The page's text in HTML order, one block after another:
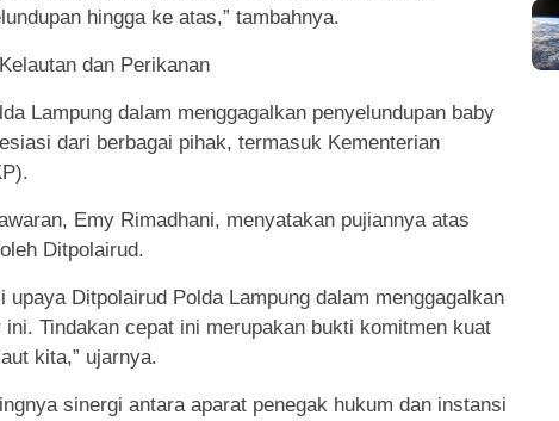
hingga ke atas,” tambahnya.
dan Perikanan
Lampung dalam menggagalkan penyelundupan baby
dari berbagai pihak, termasuk Kementerian
Emy Rimadhani, menyatakan pujiannya atas
Ditpolairud.
upaya Ditpolairud Polda Lampung dalam menggagalkan
Tindakan cepat ini merupakan bukti komitmen kuat
kita,” ujarnya.
sinergi antara aparat penegak hukum dan instansi